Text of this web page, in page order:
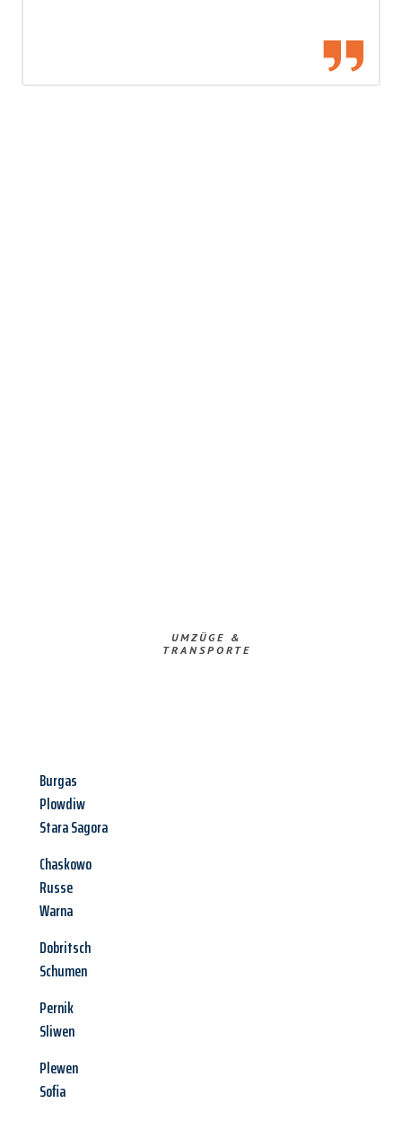
UMZÜGE &
TRANSPORTE
Burgas
Plowdiw
Stara Sagora
Chaskowo
Russe
Warna
Dobritsch
Schumen
Pernik
Sliwen
Plewen
Sofia